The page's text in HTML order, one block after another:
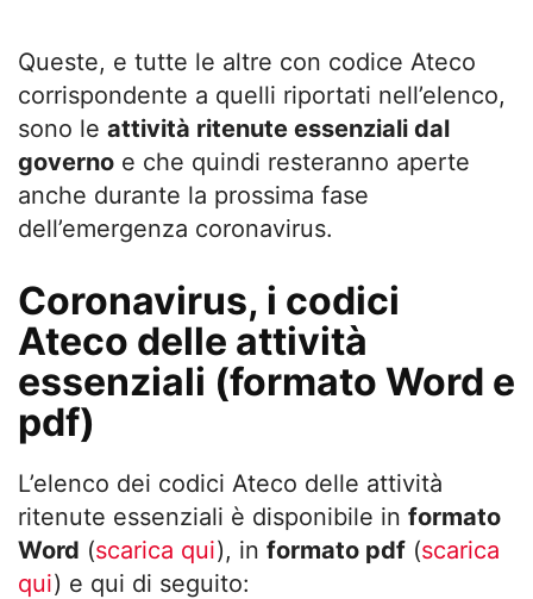
Queste, e tutte le altre con codice Ateco
corrispondente a quelli riportati nell’elenco,
sono le attività ritenute essenziali dal
governo e che quindi resteranno aperte
anche durante la prossima fase
dell’emergenza coronavirus.
Coronavirus, i codici
Ateco delle attività
essenziali (formato Word e
pdf)
L’elenco dei codici Ateco delle attività
ritenute essenziali è disponibile in formato
Word (scarica qui), in formato pdf (scarica
qui) e qui di seguito: